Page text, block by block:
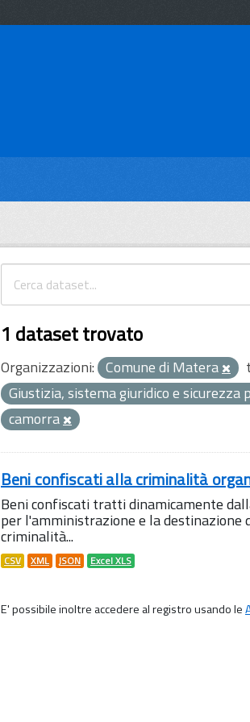
1 dataset trovato
Organizzazioni: Comune di Matera
Giustizia, sistema giuridico e sicurezza
camorra
Beni confiscati alla criminalità
Beni confiscati tratti dinamicamente
per l'amministrazione e la destinazione
criminalità...
CSV XML JSON Excel XLS
E' possibile inoltre accedere al registro usando le